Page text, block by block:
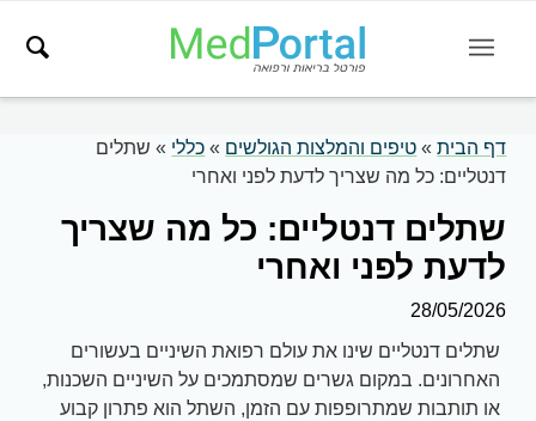
דף הבית» טיפים והמלצות הגולשים » כללי » שתלים
דנטליים: כל מה שצריך לדעת לפני ואחרי
שתלים דנטליים: כל מה שצריך
לדעת לפני ואחרי
28/05/2026
שתלים דנטליים שינו את עולם רפואת השיניים בעשורים
האחרונים. במקום גשרים שמסתמכים על השיניים השכנות,
או תותבות שמתרופפות עם הזמן, השתל הוא פתרון קבוע